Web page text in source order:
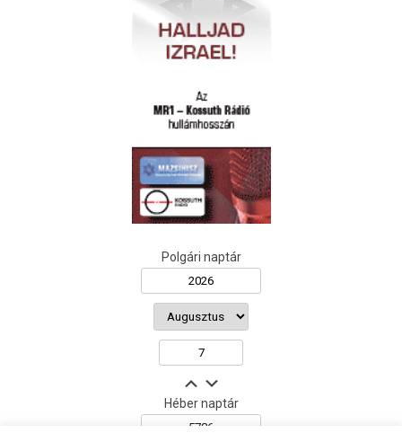
Polgári naptár
Héber naptár